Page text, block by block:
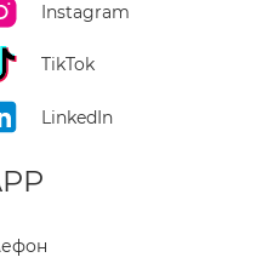
Instagram
TikTok
LinkedIn